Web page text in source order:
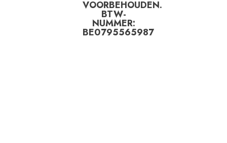
VOORBEHOUDEN.
BTW-
NUMMER:
BE0795565987